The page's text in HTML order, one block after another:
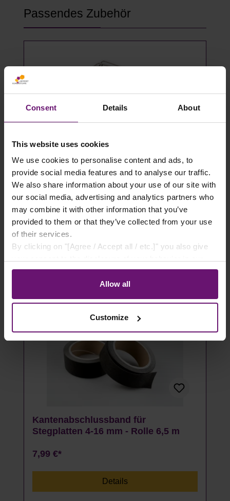
Consent Details About
This website uses cookies
We use cookies to personalise content and ads, to
provide social media features and to analyse our traffic.
We also share information about your use of our site with
our social media, advertising and analytics partners who
may combine it with other information that you’ve
provided to them or that they’ve collected from your use
of their services.
By clicking on "[Agree / Accept all / etc.]" you also give
store to our partner, shopware AG (Ebbinghoff 10, 48624
Schöppingen, Germany), which cannot assign this data
to you personally, but may process it for its own
Allow all
Customize
Produktgalerie überspringen
Passendes Zubehör
Gewächshausklammern 4 bis 10 mm
- 100 Stück
14,49 €*
Artikel ausverkauft
Kantenabschlussband für
Stegplatten 4-16 mm - Rolle 6,5 m
7,99 €*
Details